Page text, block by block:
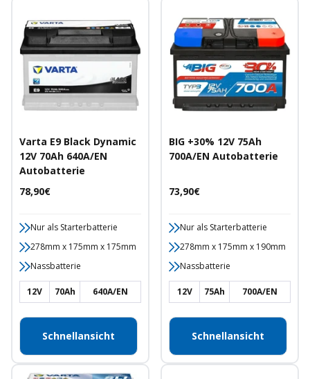
Varta E9 Black Dynamic
12V 70Ah 640A/EN
Autobatterie
Angebotspreis
78,90€
Nur als Starterbatterie
278mm x 175mm x 175mm
Nassbatterie
12V 70Ah 640A/EN
Schnellansicht
BIG +30% 12V 75Ah
700A/EN Autobatterie
Angebotspreis
73,90€
Nur als Starterbatterie
278mm x 175mm x 190mm
Nassbatterie
12V 75Ah 700A/EN
Schnellansicht